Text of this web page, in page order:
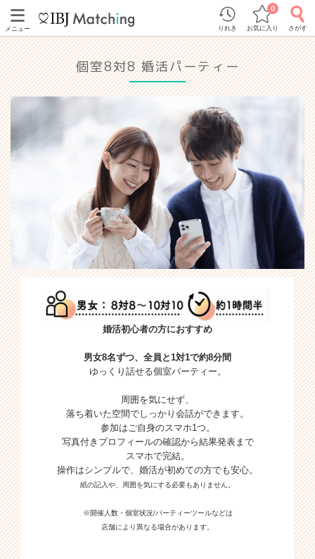
メニュー りれき お気に入り
0
さがす
個室8対8 婚活パーティー
婚活初心者の方におすすめ
男女8名ずつ、全員と1対1で約8分間
ゆっくり話せる個室パーティー。
周囲を気にせず、
落ち着いた空間でしっかり会話ができます。
参加はご自身のスマホ1つ。
写真付きプロフィールの確認から結果発表まで
スマホで完結。
操作はシンプルで、婚活が初めての方でも安心。
紙の記入や、周囲を気にする必要もありません。
※開催人数・個室状況/パーティーツールなどは
店舗により異なる場合があります。